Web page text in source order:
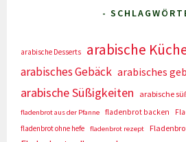
-
arabische Desserts arabische
arabisches Gebäck arabisches
arabische Süßigkeiten arabische
fladenbrot aus der Pfanne fladenbrot backen
fladenbrot ohne hefe
fladenbrot rezept